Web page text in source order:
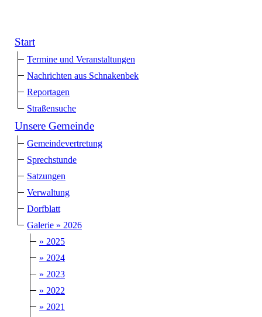
Start
Termine und Veranstaltungen
Nachrichten aus Schnakenbek
Reportagen
Straßensuche
Unsere Gemeinde
Gemeindevertretung
Sprechstunde
Satzungen
Verwaltung
Dorfblatt
Galerie » 2026
» 2025
» 2024
» 2023
» 2022
» 2021